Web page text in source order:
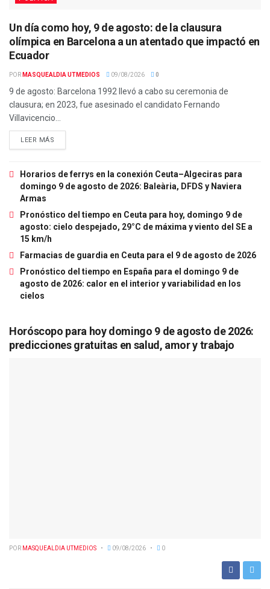
Un día como hoy, 9 de agosto: de la clausura
olímpica en Barcelona a un atentado que impactó en
Ecuador
POR MASQUEALDIA UTMEDIOS 09/08/2026 0
9 de agosto: Barcelona 1992 llevó a cabo su ceremonia de
clausura; en 2023, fue asesinado el candidato Fernando
Villavicencio...
LEER MÁS
Horarios de ferrys en la conexión Ceuta–Algeciras para
domingo 9 de agosto de 2026: Baleària, DFDS y Naviera
Armas
Pronóstico del tiempo en Ceuta para hoy, domingo 9 de
agosto: cielo despejado, 29°C de máxima y viento del SE a
15 km/h
Farmacias de guardia en Ceuta para el 9 de agosto de 2026
Pronóstico del tiempo en España para el domingo 9 de
agosto de 2026: calor en el interior y variabilidad en los
cielos
Horóscopo para hoy domingo 9 de agosto de 2026:
predicciones gratuitas en salud, amor y trabajo
POR MASQUEALDIA UTMEDIOS 09/08/2026 0